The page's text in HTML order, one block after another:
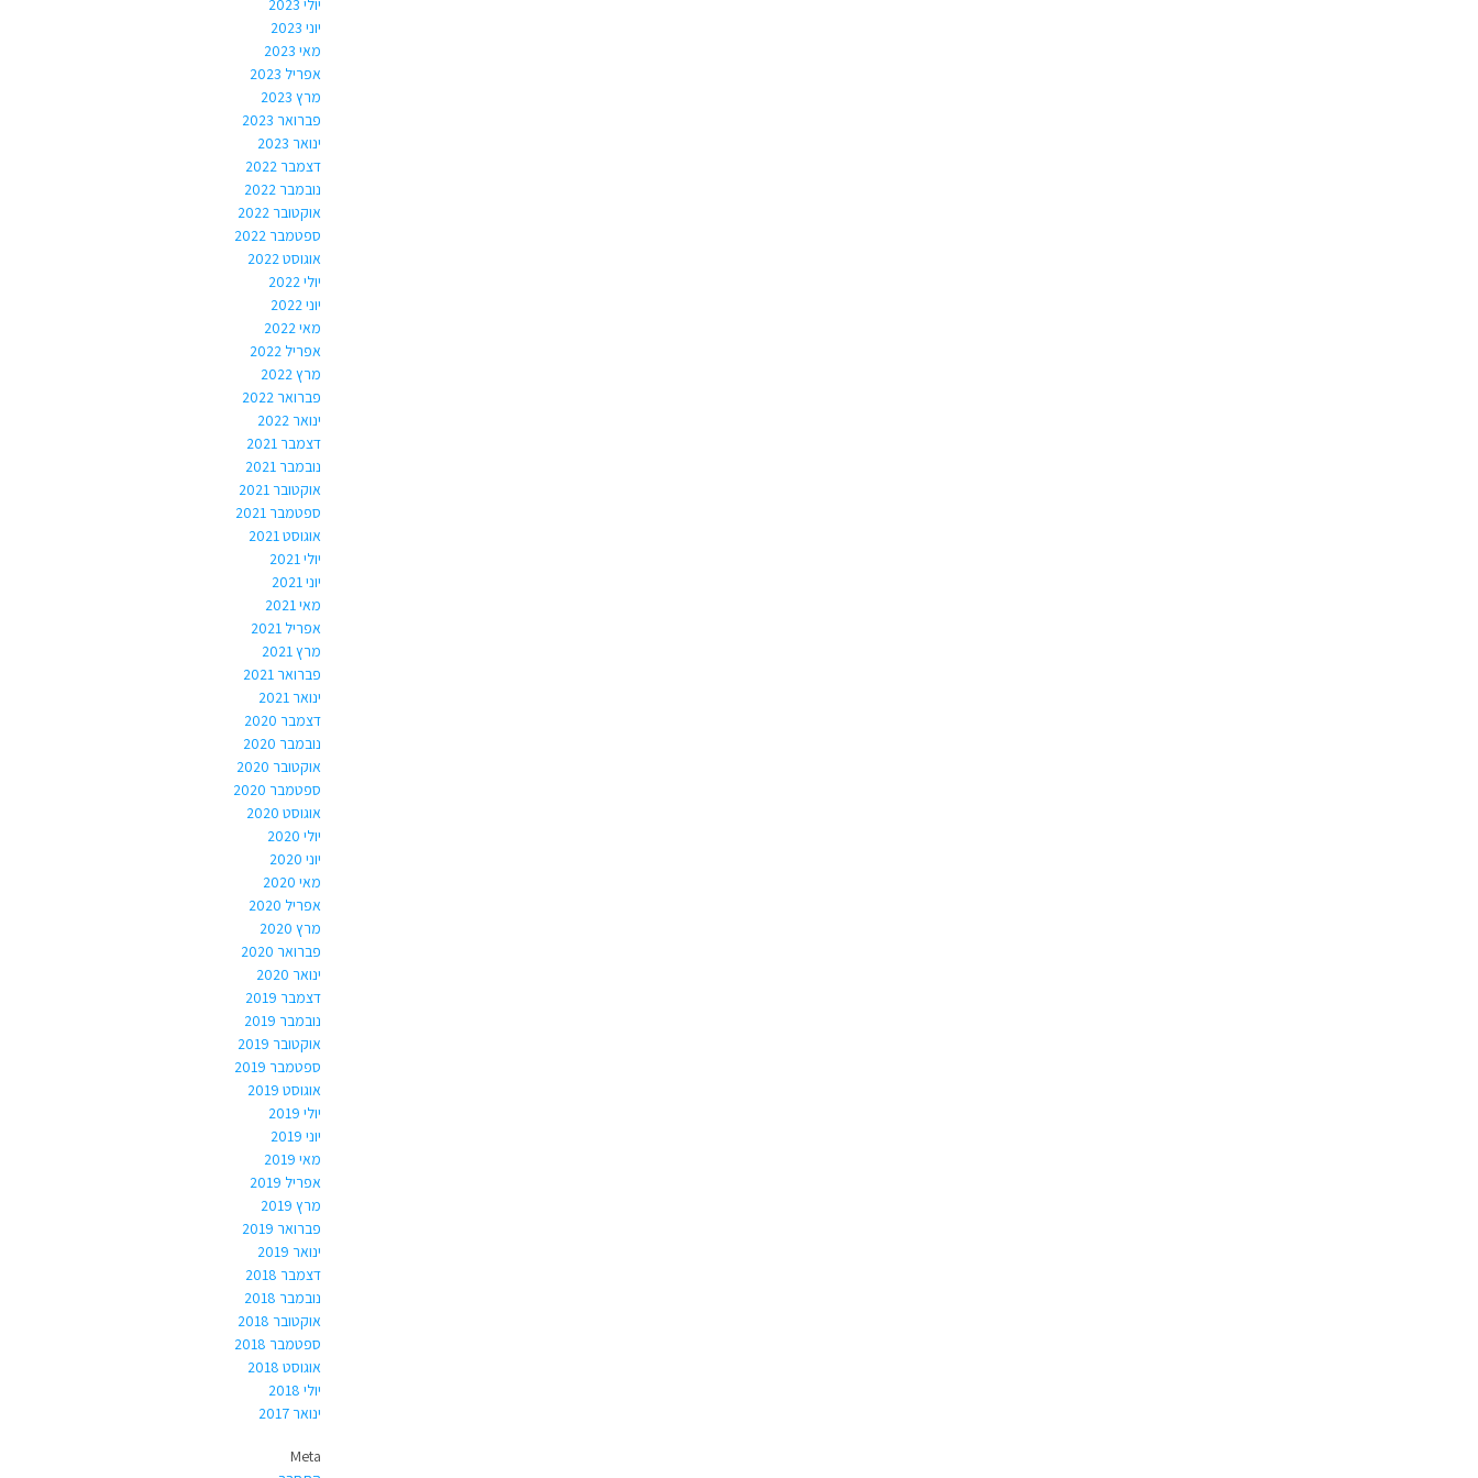
יוני 2023
מאי 2023
אפריל 2023
מרץ 2023
פברואר 2023
ינואר 2023
דצמבר 2022
נובמבר 2022
אוקטובר 2022
ספטמבר 2022
אוגוסט 2022
יולי 2022
יוני 2022
מאי 2022
אפריל 2022
מרץ 2022
פברואר 2022
ינואר 2022
דצמבר 2021
נובמבר 2021
אוקטובר 2021
ספטמבר 2021
אוגוסט 2021
יולי 2021
יוני 2021
מאי 2021
אפריל 2021
מרץ 2021
פברואר 2021
ינואר 2021
דצמבר 2020
נובמבר 2020
אוקטובר 2020
ספטמבר 2020
אוגוסט 2020
יולי 2020
יוני 2020
מאי 2020
אפריל 2020
מרץ 2020
פברואר 2020
ינואר 2020
דצמבר 2019
נובמבר 2019
אוקטובר 2019
ספטמבר 2019
אוגוסט 2019
יולי 2019
יוני 2019
מאי 2019
אפריל 2019
מרץ 2019
פברואר 2019
ינואר 2019
דצמבר 2018
נובמבר 2018
אוקטובר 2018
ספטמבר 2018
אוגוסט 2018
יולי 2018
ינואר 2017
Meta